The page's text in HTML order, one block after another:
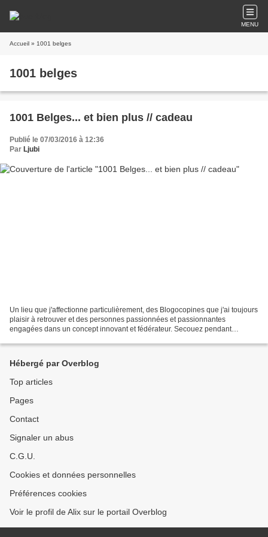
MENU
Accueil » 1001 belges
1001 belges
1001 Belges... et bien plus // cadeau
Publié le 07/03/2016 à 12:36
Par Ljubi
Un lieu que j'affectionne particulièrement, des Blogocopines que j'ai toujours
plaisir à retrouver et des personnes passionnées et passionnantes
engagées dans un concept innovant et fédérateur. Secouez pendant
Hébergé par Overblog
Top articles
Pages
Contact
Signaler un abus
C.G.U.
Cookies et données personnelles
Préférences cookies
Voir le profil de Alix sur le portail Overblog